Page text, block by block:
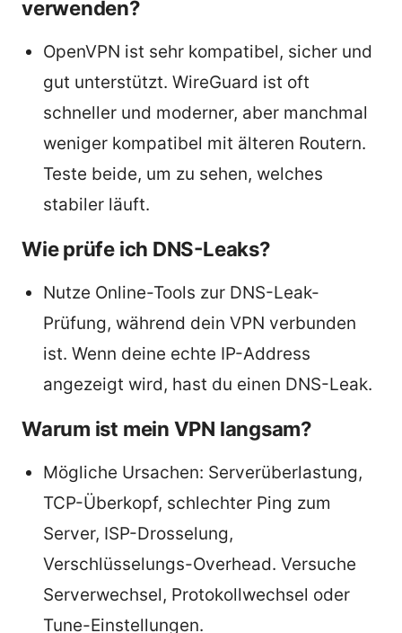
verwenden?
OpenVPN ist sehr kompatibel, sicher und
gut unterstützt. WireGuard ist oft
schneller und moderner, aber manchmal
weniger kompatibel mit älteren Routern.
Teste beide, um zu sehen, welches
stabiler läuft.
Wie prüfe ich DNS-Leaks?
Nutze Online-Tools zur DNS-Leak-
Prüfung, während dein VPN verbunden
ist. Wenn deine echte IP-Address
angezeigt wird, hast du einen DNS-Leak.
Warum ist mein VPN langsam?
Mögliche Ursachen: Serverüberlastung,
TCP-Überkopf, schlechter Ping zum
Server, ISP-Drosselung,
Verschlüsselungs-Overhead. Versuche
Serverwechsel, Protokollwechsel oder
Tune-Einstellungen.